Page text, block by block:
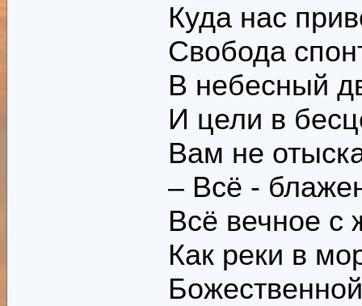
Куда нас
Свобода
В небесный
И цели в
Вам не
– Всё -
Всё вечное с
Как реки в